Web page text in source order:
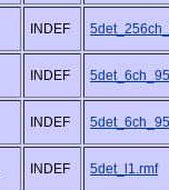
INDEF
INDEF
INDEF
INDEF 5det_l1.rmf